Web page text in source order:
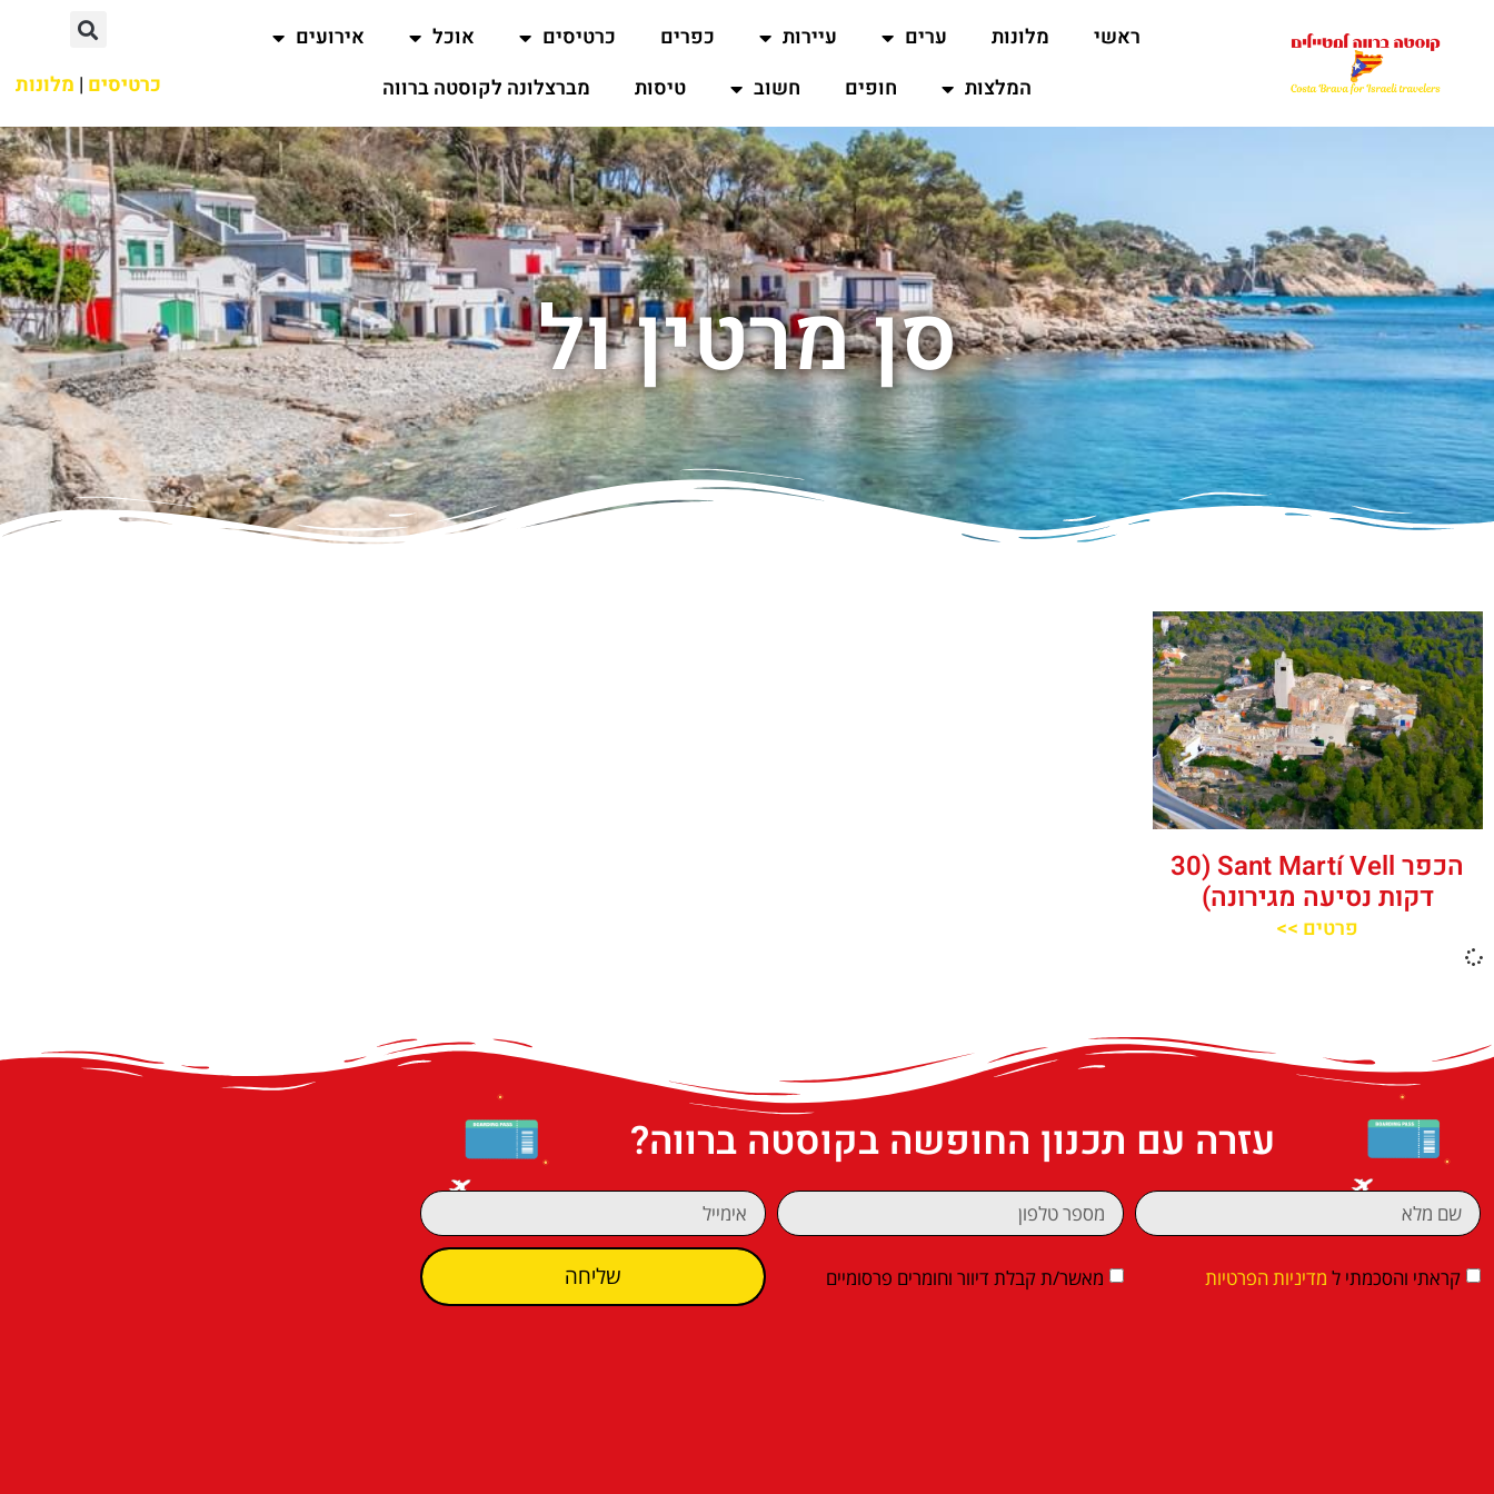
ראשי מלונות ערים עיירות כפרים כרטיסים אוכל
אירועים
המלצות
חופים חשוב טיסות מברצלונה לקוסטה ברווה כרטיסים | מלונות
סן מרטין ול
הכפר Sant Martí Vell (30
דקות נסיעה מגירונה)
פרטים >>
עזרה עם תכנון החופשה בקוסטה ברווה?
קראתי והסכמתי ל מדיניות הפרטיות מאשר/ת קבלת דיוור וחומרים פרסומיים שליחה